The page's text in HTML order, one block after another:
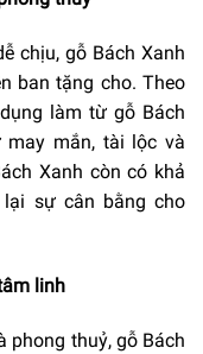
chịu, gỗ Bách Xanh
ban tặng cho. Theo
làm từ gỗ Bách
mắn, tài lộc và
Xanh còn có khả
sự cân bằng cho
linh
phong thuỷ, gỗ Bách